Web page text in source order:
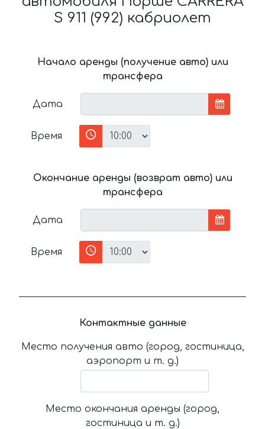
S 911 (992) кабриолет
Начало аренды (получение авто) или
трансфера
Дата
Время
Окончание аренды (возврат авто) или
трансфера
Дата
Время
Контактные данные
Место получения авто (город, гостиница,
аэропорт и т. д.)
Место окончания аренды (город,
гостиница и т. д.)